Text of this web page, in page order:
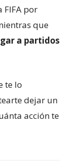
FIFA por
que
a partidos
te lo
dejar un
acción te